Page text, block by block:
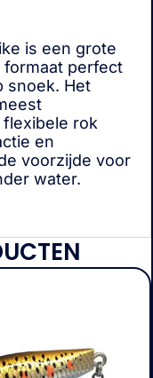
is een grote
perfect
snoek. Het
flexibele rok
en
voorzijde voor
water.